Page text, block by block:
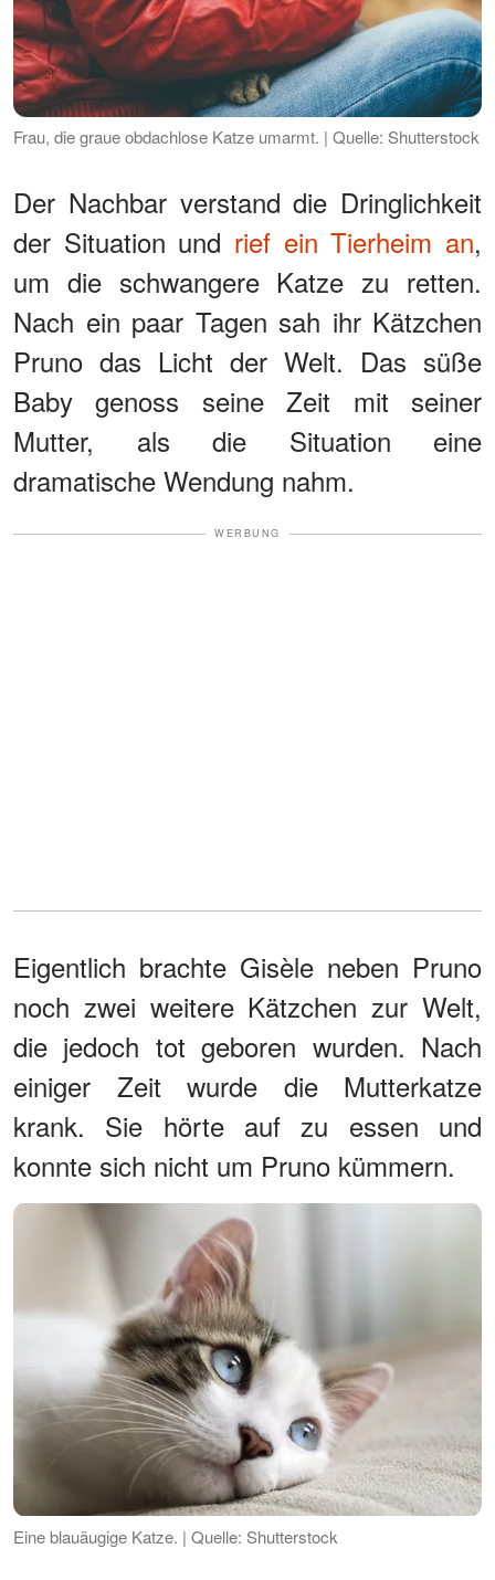
Frau, die graue obdachlose Katze umarmt. | Quelle: Shutterstock
Der Nachbar verstand die Dringlichkeit
der Situation und rief ein Tierheim an,
um die schwangere Katze zu retten.
Nach ein paar Tagen sah ihr Kätzchen
Pruno das Licht der Welt. Das süße
Baby genoss seine Zeit mit seiner
Mutter, als die Situation eine
dramatische Wendung nahm.
WERBUNG
Eigentlich brachte Gisèle neben Pruno
noch zwei weitere Kätzchen zur Welt,
die jedoch tot geboren wurden. Nach
einiger Zeit wurde die Mutterkatze
krank. Sie hörte auf zu essen und
konnte sich nicht um Pruno kümmern.
Eine blauäugige Katze. | Quelle: Shutterstock